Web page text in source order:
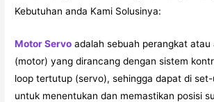
Kebutuhan anda Kami Solusinya:
Motor Servo adalah sebuah perangkat
(motor) yang dirancang dengan sistem
loop tertutup (servo), sehingga dapat di
untuk menentukan dan memastikan posisi